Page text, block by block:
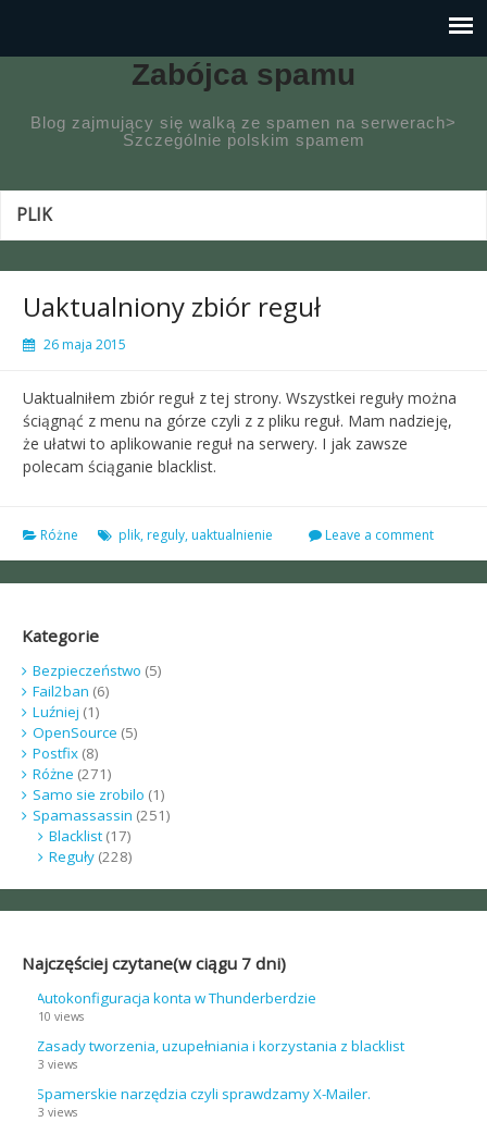
Zabójca spamu
Blog zajmujący się walką ze spamen na serwerach>
Szczególnie polskim spamem
PLIK
Uaktualniony zbiór reguł
26 maja 2015
Uaktualniłem zbiór reguł z tej strony. Wszystkei reguły można
ściągnąć z menu na górze czyli z z pliku reguł. Mam nadzieję,
że ułatwi to aplikowanie reguł na serwery. I jak zawsze
polecam ściąganie blacklist.
Różne plik, reguly, uaktualnienie Leave a comment
Kategorie
Bezpieczeństwo (5)
Fail2ban (6)
Luźniej (1)
OpenSource (5)
Postfix(8)
Różne (271)
Samo sie zrobilo (1)
Spamassassin (251)
Blacklist(17)
Reguły(228)
Najczęściej czytane(w ciągu 7 dni)
Autokonfiguracja konta w Thunderberdzie
10 views
Zasady tworzenia, uzupełniania i korzystania z blacklist
3 views
Spamerskie narzędzia czyli sprawdzamy X-Mailer.
3 views